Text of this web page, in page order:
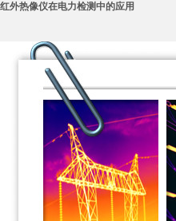
红外热像仪在电力检测中的应用